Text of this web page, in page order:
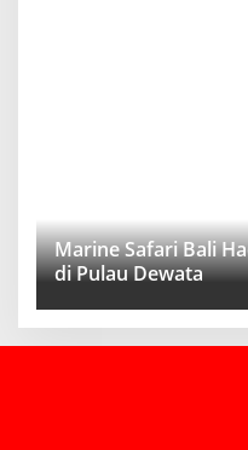
Marine Safari Bali
di Pulau Dewata